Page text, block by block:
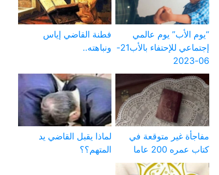
“يوم الأب” يوم عالمي
إجتماعي للإحتفاء بالأب21-
06-2023
فطنة القاضي إياس
ونباهته..
مفاجأة غير متوقعة في
كتاب عمره 200 عاما
لماذا يقبل القاضي يد
المتهم؟؟